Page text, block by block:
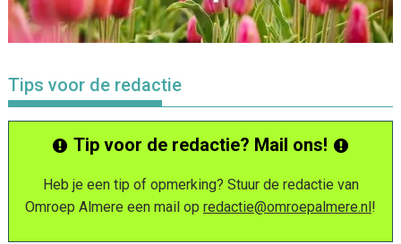
Tips voor de redactie
Tip voor de redactie? Mail ons!
Heb je een tip of opmerking? Stuur de redactie van
Omroep Almere een mail op redactie@omroepalmere.nl!